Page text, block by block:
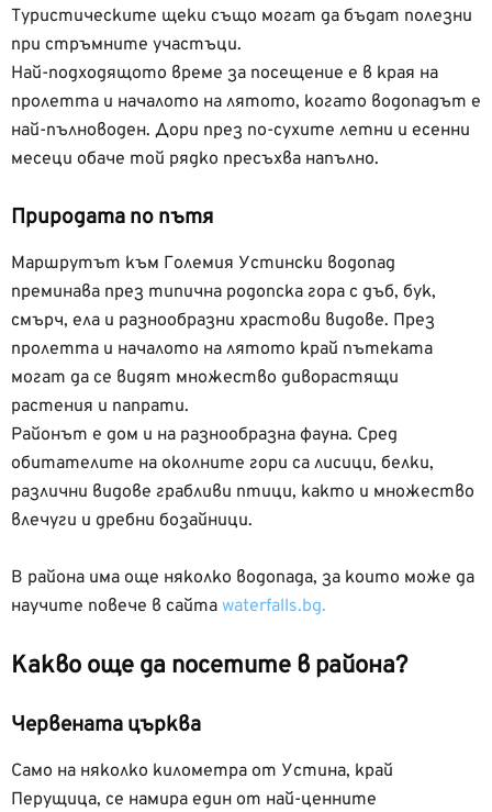
Туристическите щеки също могат да бъдат полезни
при стръмните участъци.
Най-подходящото време за посещение е в края на
пролетта и началото на лятото, когато водопадът е
най-пълноводен. Дори през по-сухите летни и есенни
месеци обаче той рядко пресъхва напълно.
Природата по пътя
Маршрутът към Големия Устински водопад
преминава през типична родопска гора с дъб, бук,
смърч, ела и разнообразни храстови видове. През
пролетта и началото на лятото край пътеката
могат да се видят множество диворастящи
растения и папрати.
Районът е дом и на разнообразна фауна. Сред
обитателите на околните гори са лисици, белки,
различни видове грабливи птици, както и множество
влечуги и дребни бозайници.
В района има още няколко водопада, за които може да
научите повече в сайта waterfalls.bg.
Какво още да посетите в района?
Червената църква
Само на няколко километра от Устина, край
Перущица, се намира един от най-ценните